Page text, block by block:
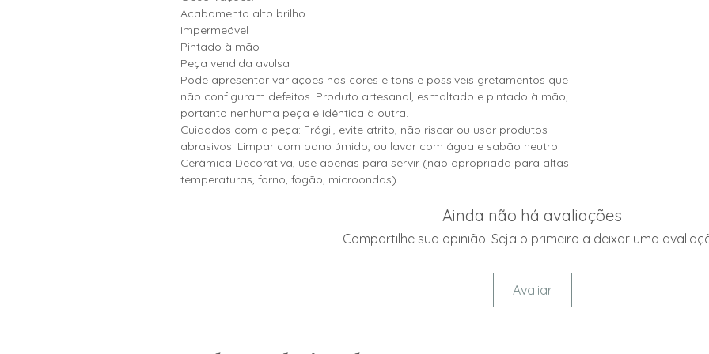
Acabamento alto brilho
Impermeável
Pintado à mão
Peça vendida avulsa
Pode apresentar variações nas cores e tons e possíveis gretamentos que
não configuram defeitos. Produto artesanal, esmaltado e pintado à mão,
portanto nenhuma peça é idêntica à outra.
Cuidados com a peça: Frágil, evite atrito, não riscar ou usar produtos
abrasivos. Limpar com pano úmido, ou lavar com água e sabão neutro.
Cerâmica Decorativa, use apenas para servir (não apropriada para altas
temperaturas, forno, fogão, microondas).
Ainda não há avaliações
Compartilhe sua opinião. Seja o primeiro a deixar uma
Avaliar